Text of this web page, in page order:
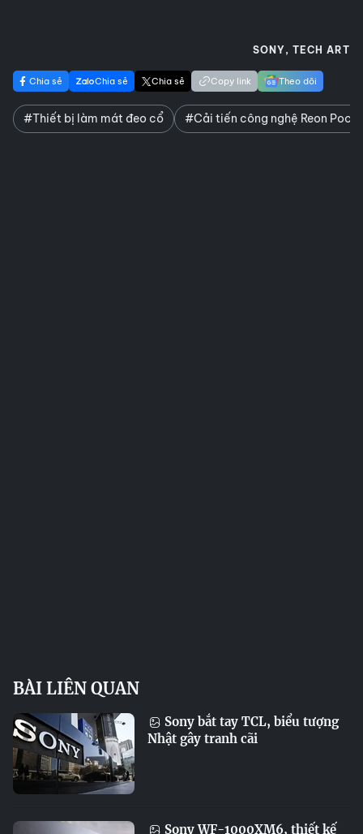
SONY, TECH ART
Chia sẻ Chia sẻ Chia sẻ Copy link Theo dõi
#Thiết bị làm mát đeo cổ #Cải tiến công nghệ Reon
BÀI LIÊN QUAN
Sony bắt tay TCL, biểu tượng
Nhật gây tranh cãi
Sony WF-1000XM6, thiết kế